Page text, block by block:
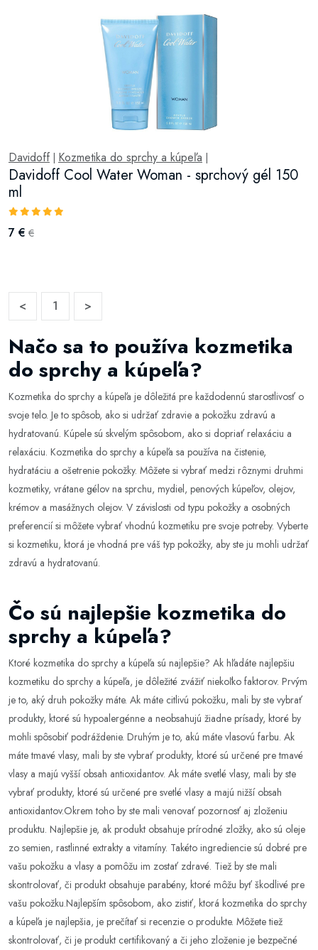
Davidoff Kozmetika do sprchy a kúpeľa
Davidoff Cool Water Woman - sprchový gél 150
ml
7 € €
< 1 >
Načo sa to používa kozmetika
do sprchy a kúpeľa?
Kozmetika do sprchy a kúpeľa je dôležitá pre každodennú starostlivosť o
svoje telo. Je to spôsob, ako si udržať zdravie a pokožku zdravú a
hydratovanú. Kúpele sú skvelým spôsobom, ako si dopriať relaxáciu a
relaxáciu. Kozmetika do sprchy a kúpeľa sa používa na čistenie,
hydratáciu a ošetrenie pokožky. Môžete si vybrať medzi rôznymi druhmi
kozmetiky, vrátane gélov na sprchu, mydiel, penových kúpeľov, olejov,
krémov a masážnych olejov. V závislosti od typu pokožky a osobných
preferencií si môžete vybrať vhodnú kozmetiku pre svoje potreby. Vyberte
si kozmetiku, ktorá je vhodná pre váš typ pokožky, aby ste ju mohli udržať
zdravú a hydratovanú.
Čo sú najlepšie kozmetika do
sprchy a kúpeľa?
Ktoré kozmetika do sprchy a kúpeľa sú najlepšie? Ak hľadáte najlepšiu
kozmetiku do sprchy a kúpeľa, je dôležité zvážiť niekoľko faktorov. Prvým
je to, aký druh pokožky máte. Ak máte citlivú pokožku, mali by ste vybrať
produkty, ktoré sú hypoalergénne a neobsahujú žiadne prísady, ktoré by
mohli spôsobiť podráždenie. Druhým je to, akú máte vlasovú farbu. Ak
máte tmavé vlasy, mali by ste vybrať produkty, ktoré sú určené pre tmavé
vlasy a majú vyšší obsah antioxidantov. Ak máte svetlé vlasy, mali by ste
vybrať produkty, ktoré sú určené pre svetlé vlasy a majú nižší obsah
antioxidantov.Okrem toho by ste mali venovať pozornosť aj zloženiu
produktu. Najlepšie je, ak produkt obsahuje prírodné zložky, ako sú oleje
zo semien, rastlinné extrakty a vitamíny. Takéto ingrediencie sú dobré pre
vašu pokožku a vlasy a pomôžu im zostať zdravé. Tiež by ste mali
skontrolovať, či produkt obsahuje parabény, ktoré môžu byť škodlivé pre
vašu pokožku.Najlepším spôsobom, ako zistiť, ktorá kozmetika do sprchy
a kúpeľa je najlepšia, je prečítať si recenzie o produkte. Môžete tiež
skontrolovať, či je produkt certifikovaný a či jeho zloženie je bezpečné